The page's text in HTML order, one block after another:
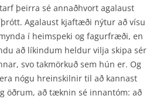
þeirra sé annað­hvort agalaust
Agalaust kjaftæði nýtur að vísu
í heimspeki og fagurfræði, en
að líkindum heldur vilja skipa sér
svo takmörkuð sem hún er. Og
nógu hrein­skilnir til að kannast
öðrum, að tæknin sé innantóm: að